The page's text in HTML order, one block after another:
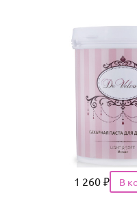
Цена
1 260 ₽